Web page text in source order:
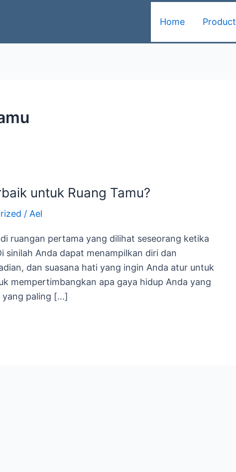
Home Product
untuk Ruang Tamu?
/ Ael
ruangan pertama yang dilihat seseorang ketika
sinilah Anda dapat menampilkan diri dan
dan suasana hati yang ingin Anda atur untuk
mempertimbangkan apa gaya hidup Anda yang
yang paling […]